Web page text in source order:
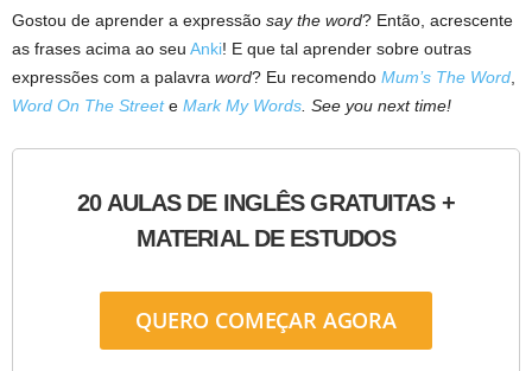
Gostou de aprender a expressão say the word? Então, acrescente
as frases acima ao seu Anki! E que tal aprender sobre outras
expressões com a palavra word? Eu recomendo Mum’s The Word
Word On The Streete Mark My Words . See you next time!
20 AULAS DE INGLÊS GRATUITAS +
MATERIAL DE ESTUDOS
QUERO COMEÇAR AGORA